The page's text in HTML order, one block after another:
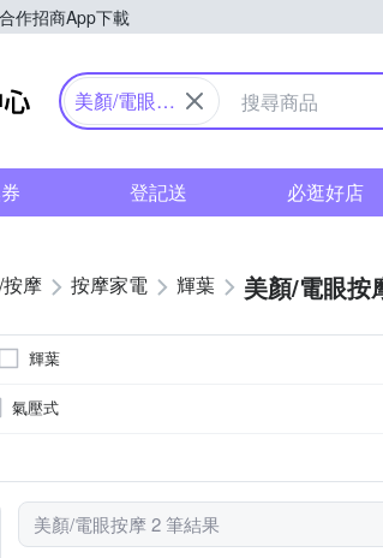
合作招商App下載
Yahoo購物中心
美顏/電眼按
登記送 必逛好店
摩 按摩家電 輝葉 美顏/電眼按
輝葉
氣壓式
美顏/電眼按摩 2 筆結果